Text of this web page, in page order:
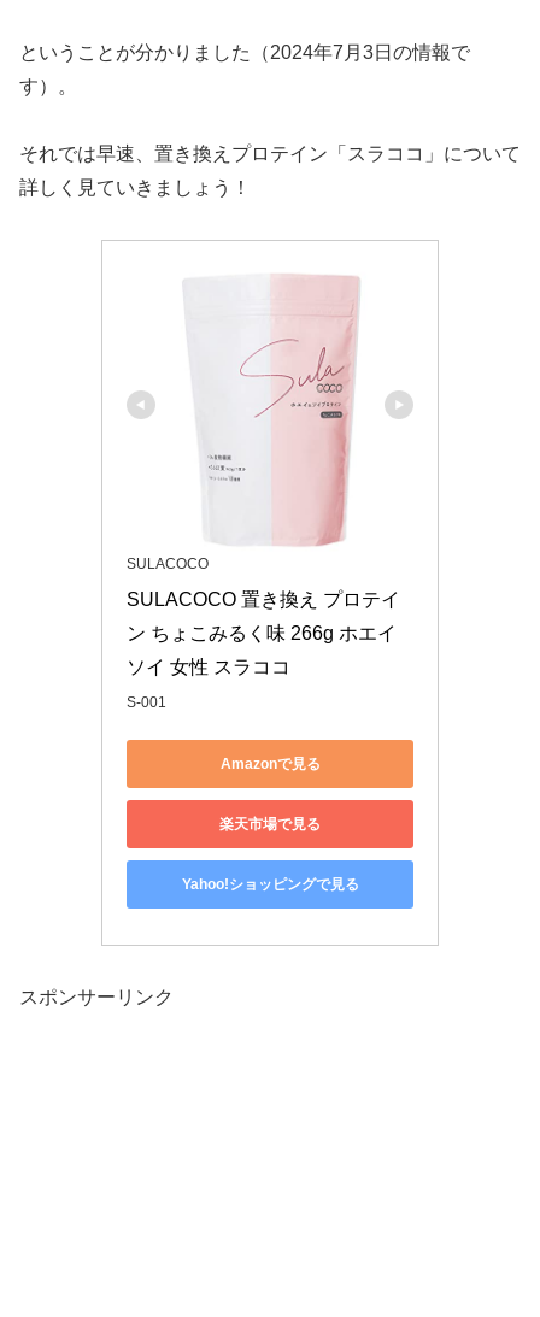
ということが分かりました（2024年7月3日の情報で
す）。
それでは早速、置き換えプロテイン「スラココ」について
詳しく見ていきましょう！
SULACOCO
SULACOCO 置き換え プロテイ
ン ちょこみるく味 266g ホエイ
ソイ 女性 スラココ
S-001
Amazonで見る
楽天市場で見る
Yahoo!ショッピングで見る
スポンサーリンク